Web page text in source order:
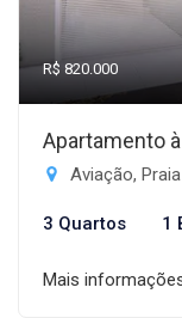
R$ 820.000
Apartamento
Aviação,
3 Quartos 1
Mais